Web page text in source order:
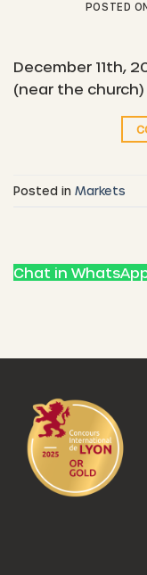
POSTED ON
December 11th,
(near the church)
Posted in Markets
Chat in